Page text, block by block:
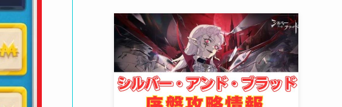
(3)
(2)
(10)
(5)